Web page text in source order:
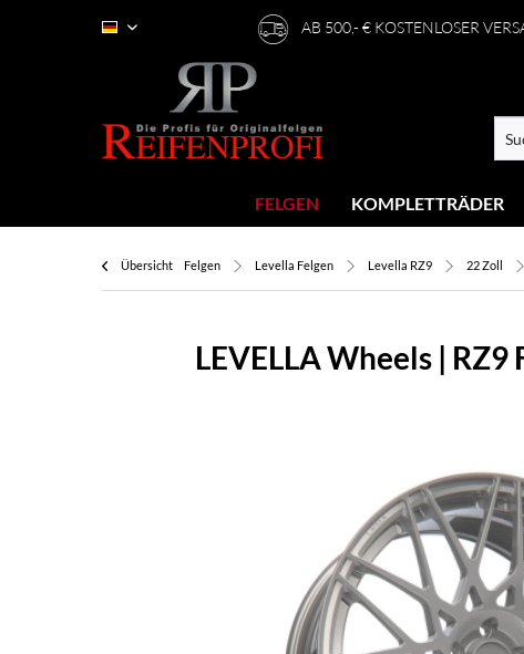
AB 500,- € KOSTENLOSER
Deutsch
FELGEN KOMPLETTRÄDER
Übersicht Felgen Levella Felgen Levella RZ9 22 Zoll
LEVELLA Wheels |